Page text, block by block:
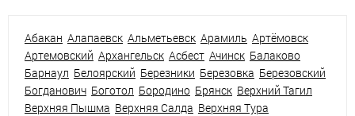
Абакан Алапаевск Альметьевск Арамиль Артёмовск
Артемовский Архангельск Асбест Ачинск Балаково
Барнаул Белоярский Березники Березовка Березовский
Богданович Боготол Бородино Брянск Верхний Тагил
Верхняя Пышма Верхняя Салда Верхняя Тура